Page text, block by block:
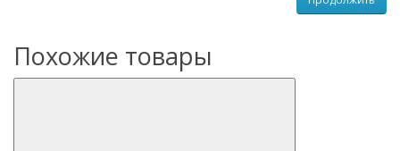
Похожие товары